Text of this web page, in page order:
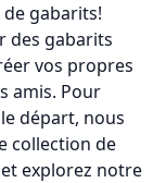
gabarits!
des gabarits
vos propres
amis. Pour
départ, nous
collection de
explorez notre